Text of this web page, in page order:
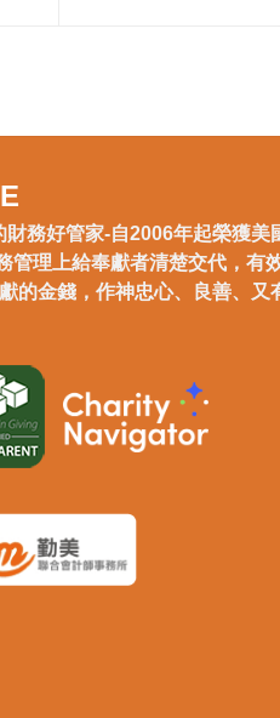
財務好管家-自2006年起榮獲美
管理上給奉獻者清楚交代，有
的金錢，作神忠心、良善、又